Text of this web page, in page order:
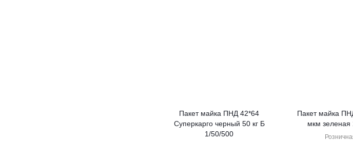
Пакет майка ПНД 42*64
Суперкарго черный 50 кг Б
1/50/500
Пакет майка
мкм зеленая